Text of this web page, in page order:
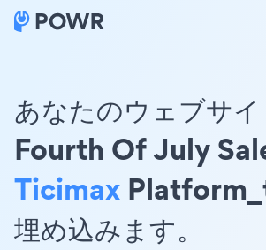
あなたのウェブサ
Fourth Of July
Ticimax
埋め込みます。